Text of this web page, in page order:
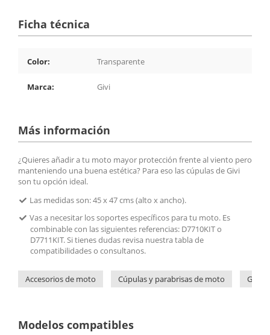
Ficha técnica
Color: Transparente
Marca: Givi
Más información
¿Quieres añadir a tu moto mayor protección frente al viento pero
manteniendo una buena estética? Para eso las cúpulas de Givi
son tu opción ideal.
Las medidas son: 45 x 47 cms (alto x ancho).
Vas a necesitar los soportes específicos para tu moto. Es
combinable con las siguientes referencias: D7710KIT o
D7711KIT. Si tienes dudas revisa nuestra tabla de
compatibilidades o consultanos.
Accesorios de moto Cúpulas y parabrisas de moto Givi
Modelos compatibles